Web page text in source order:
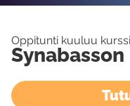
Oppitunti kuuluu